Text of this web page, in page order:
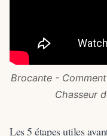
Brocante -
Chasseur
Les 5 étapes utiles